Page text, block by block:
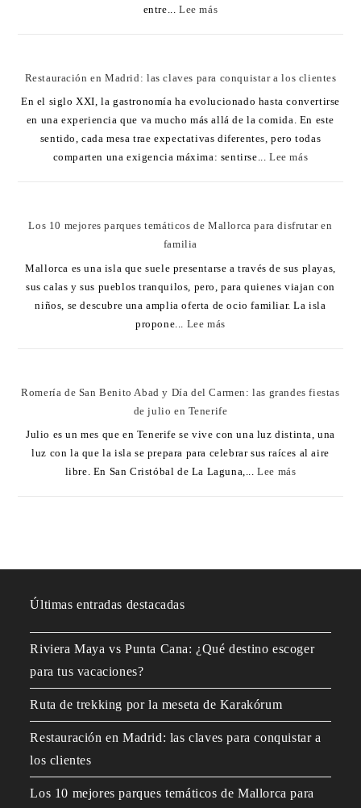
entre...Lee más
Restauración en Madrid: las claves para conquistar a los clientes
En el siglo XXI, la gastronomía ha evolucionado hasta convertirse
en una experiencia que va mucho más allá de la comida. En este
sentido, cada mesa trae expectativas diferentes, pero todas
comparten una exigencia máxima: sentirse...Lee más
Los 10 mejores parques temáticos de Mallorca para disfrutar en
familia
Mallorca es una isla que suele presentarse a través de sus playas,
sus calas y sus pueblos tranquilos, pero, para quienes viajan con
niños, se descubre una amplia oferta de ocio familiar. La isla
propone... Lee más
Romería de San Benito Abad y Día del Carmen: las grandes fiestas
de julio en Tenerife
Julio es un mes que en Tenerife se vive con una luz distinta, una
luz con la que la isla se prepara para celebrar sus raíces al aire
libre. En San Cristóbal de La Laguna,...Lee más
Últimas entradas destacadas
Riviera Maya vs Punta Cana: ¿Qué destino escoger
para tus vacaciones?
Ruta de trekking por la meseta de Karakórum
Restauración en Madrid: las claves para conquistar a
los clientes
Los 10 mejores parques temáticos de Mallorca para